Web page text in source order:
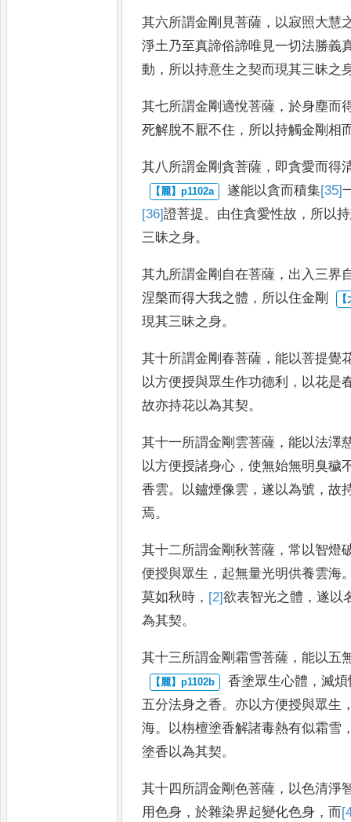
其六所謂金剛見菩薩 ， 以寂照大慧
淨土乃至真諦俗諦唯見一切法勝義
動 ， 所以持意生之契而現其三昧之
其七所謂金剛適悅菩薩 ，於身塵而
死解脫不厭不住 ， 所以持觸金剛相
其八所謂金剛貪菩薩 ， 即貪愛而得
遂能以貪而積集[35]
[36]證菩提。 由住貪愛性故 ， 所以
三昧之身。
其九所謂金剛自在菩薩 ， 出入三界
涅槃而得大我之體 ， 所以住金剛
現其三昧之身。
其十所謂金剛春菩薩 ，能以菩提覺
以方便授與眾生作功德利 ， 以花是
故亦持花以為其契。
其十一所謂金剛雲菩薩 ，能以法澤
以方便授諸身心 ，使無始無明臭穢
香雲。 以鑪煙像雲 ，遂以為號 ，故
焉。
其十二所謂金剛秋菩薩 ，常以智燈
便授與眾生 ， 起無量光明供養雲海
莫如秋時 ， [2]欲表智光之體 ，遂以
為其契。
其十三所謂金剛霜雪菩薩 ，能以五
香塗眾生心體 ，滅
五分法身之香。亦以方便授與眾生
海。 以栴檀塗香解諸毒熱有似霜雪
塗香以為其契。
其十四所謂金剛色菩薩 ， 以色清淨
用色身 ，於雜染界起變化色身 ， 而